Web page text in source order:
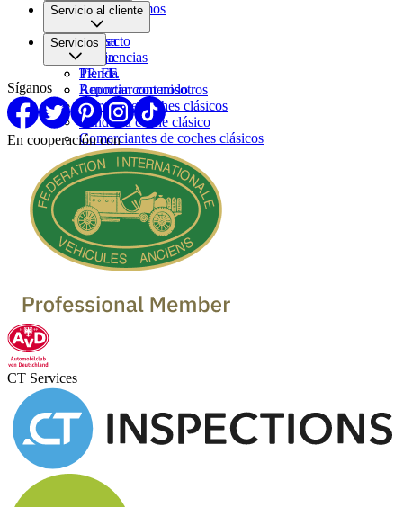
Quiénes somos
Empleo
Prensa
Pareja
Servicio al cliente
Contacto
Sugerencias
PP. FF.
Reportar contenido
Servicios
Tienda
Anunciar con nosotros
Marcas de coches clásicos
Venda su coche clásico
Comerciantes de coches clásicos
Síganos
En cooperación con
CT Services